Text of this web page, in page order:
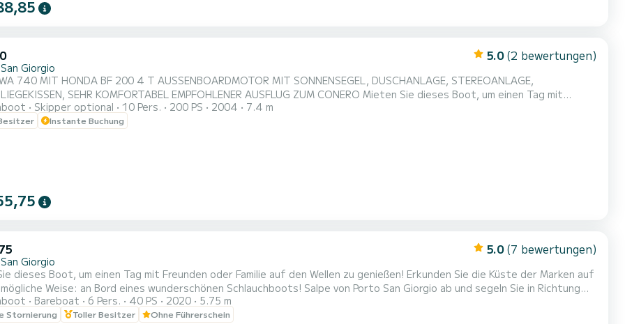
5.0 (2 bewertungen)
Giorgio
740 MIT HONDA BF 200 4 T AUSSENBOARDMOTOR MIT SONNENSEGEL, DUSCHANLAGE, STEREOANLAGE,
KOMFORTABEL EMPFOHLENER AUSFLUG ZUM CONERO Mieten Sie dieses Boot, um einen Tag mit
oder Familie auf den Wellen zu genießen! Erkunden Sie die Küste der Marken auf die beste Weise möglich: an Bord eines
Legen Sie von Porto San Giorgio ab und steuern Sie auf die schöne Küste der Marken zu.
Skipper optional 10 Pers. 200 PS 2004 7.4 m
Instante Buchung
5.0 (7 bewertungen)
Giorgio
dieses Boot, um einen Tag mit Freunden oder Familie auf den Wellen zu genießen! Erkunden Sie die Küste der Marken auf
Weise: an Bord eines wunderschönen Schlauchboots! Salpe von Porto San Giorgio ab und segeln Sie in Richtung
Küste der Marken. Sie können den wunderschönen Conero erkunden und einige der schönsten Orte der Adria
Es werden Tages- oder Halbtagesvermietungen angeboten. Die Treibstoffkosten sind zusätzlich zu berücksichtigen.
Bareboat 6 Pers. 40 PS 2020 5.75 m
Stornierung Toller Besitzer Ohne Führerschein